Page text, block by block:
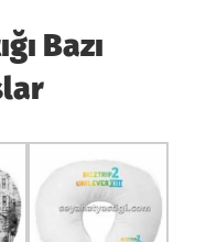
Bazı